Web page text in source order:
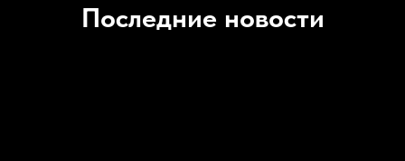
Последние новости